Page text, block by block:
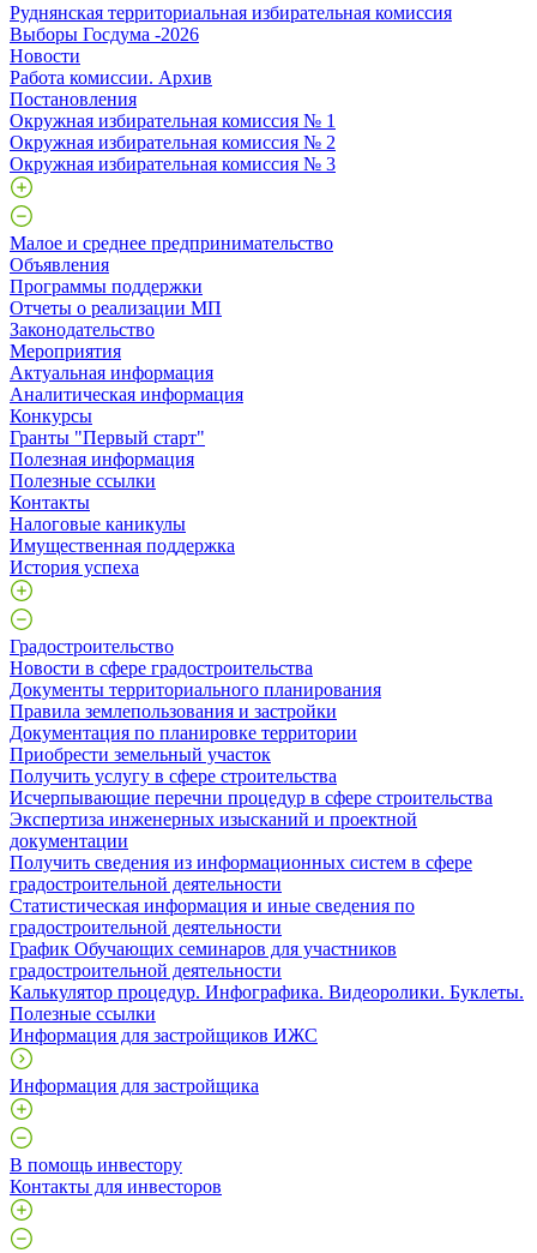
Руднянская территориальная избирательная комиссия
Выборы Госдума -2026
Новости
Работа комиссии. Архив
Постановления
Окружная избирательная комиссия № 1
Окружная избирательная комиссия № 2
Окружная избирательная комиссия № 3
Малое и среднее предпринимательство
Объявления
Программы поддержки
Отчеты о реализации МП
Законодательство
Мероприятия
Актуальная информация
Аналитическая информация
Конкурсы
Гранты "Первый старт"
Полезная информация
Полезные ссылки
Контакты
Налоговые каникулы
Имущественная поддержка
История успеха
Градостроительство
Новости в сфере градостроительства
Документы территориального планирования
Правила землепользования и застройки
Документация по планировке территории
Приобрести земельный участок
Получить услугу в сфере строительства
Исчерпывающие перечни процедур в сфере строительства
Экспертиза инженерных изысканий и проектной
документации
Получить сведения из информационных систем в сфере
градостроительной деятельности
Статистическая информация и иные сведения по
градостроительной деятельности
График Обучающих семинаров для участников
градостроительной деятельности
Калькулятор процедур. Инфографика. Видеоролики. Буклеты.
Полезные ссылки
Информация для застройщиков ИЖС
Информация для застройщика
В помощь инвестору
Контакты для инвесторов